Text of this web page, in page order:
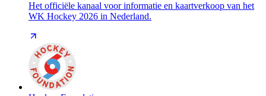
Het officiële kanaal voor informatie en kaartverkoop van het
WK Hockey 2026 in Nederland.